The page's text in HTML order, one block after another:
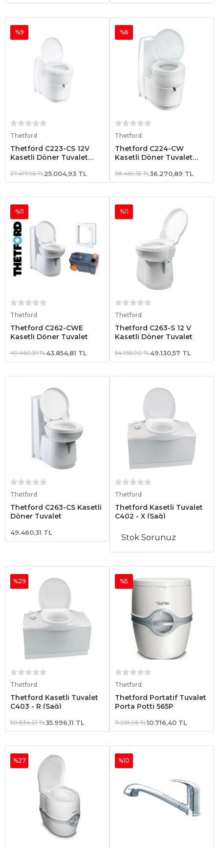
Thetford
Thetford C223-CS 12V
Kasetli Döner Tuvalet
%9
27.477,95 TL25.004,93 TL
Thetford
Thetford C224-CW
Kasetli Döner Tuvalet
%6
38.469,13 TL36.270,89 TL
Thetford
Thetford C262-CWE
Kasetli Döner Tuvalet
%11
49.460,31 TL43.854,81 TL
Thetford
Thetford C263-S 12 V
Kasetli Döner Tuvalet
%11
54.955,90 TL49.130,57 TL
Thetford
Thetford C263-CS Kasetli
Döner Tuvalet
49.460,31 TL
Thetford
Thetford Kasetli Tuvalet
C402 - X (Sağ)
Stok Sorunuz
Thetford
Thetford Kasetli Tuvalet
C403 - R (Sağ)
%29
50.834,21 TL35.996,11 TL
Thetford
Thetford Portatif Tuvalet
Porta Potti 565P
%5
11.265,96 TL10.716,40 TL
%27 %10